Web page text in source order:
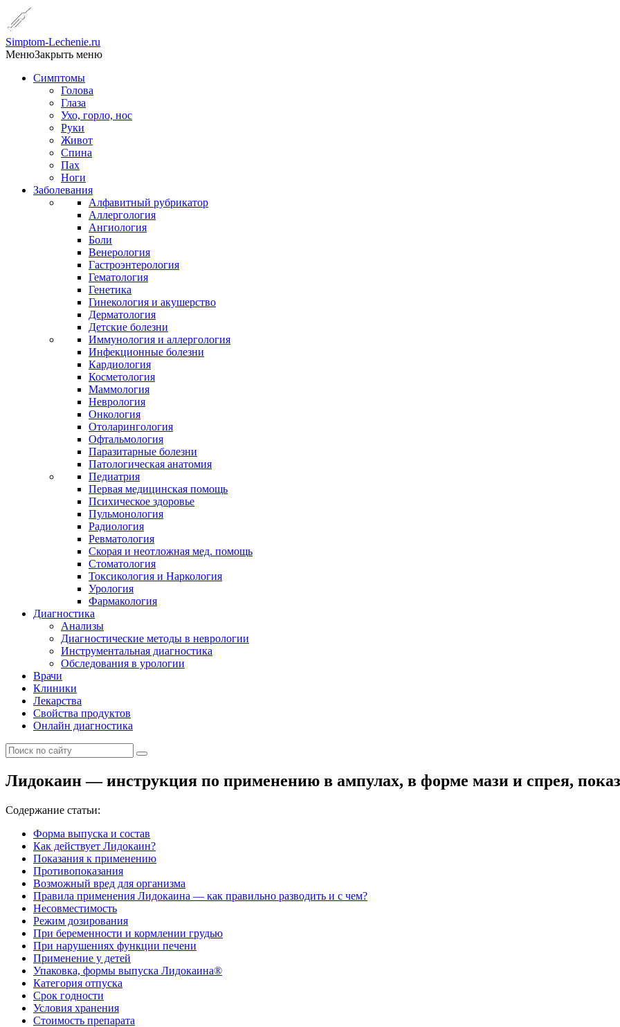
Simptom-Lechenie.ru
МенюЗакрыть меню
Симптомы
Голова
Глаза
Ухо, горло, нос
Руки
Живот
Спина
Пах
Ноги
Заболевания
Алфавитный рубрикатор
Аллергология
Ангиология
Боли
Венерология
Гастроэнтерология
Гематология
Генетика
Гинекология и акушерство
Дерматология
Детские болезни
Иммунология и аллергология
Инфекционные болезни
Кардиология
Косметология
Маммология
Неврология
Онкология
Отоларингология
Офтальмология
Паразитарные болезни
Патологическая анатомия
Педиатрия
Первая медицинская помощь
Психическое здоровье
Пульмонология
Радиология
Ревматология
Скорая и неотложная мед. помощь
Стоматология
Токсикология и Наркология
Урология
Фармакология
Диагностика
Анализы
Диагностические методы в неврологии
Инструментальная диагностика
Обследования в урологии
Врачи
Клиники
Лекарства
Свойства продуктов
Онлайн диагностика
Лидокаин — инструкция по применению в ампулах, в форме мази и спрея,
Содержание статьи:
Форма выпуска и состав
Как действует Лидокаин?
Показания к применению
Противопоказания
Возможный вред для организма
Правила применения Лидокаина — как правильно разводить и с чем?
Несовместимость
Режим дозирования
При беременности и кормлении грудью
При нарушениях функции печени
Применение у детей
Упаковка, формы выпуска Лидокаина®
Категория отпуска
Срок годности
Условия хранения
Стоимость препарата